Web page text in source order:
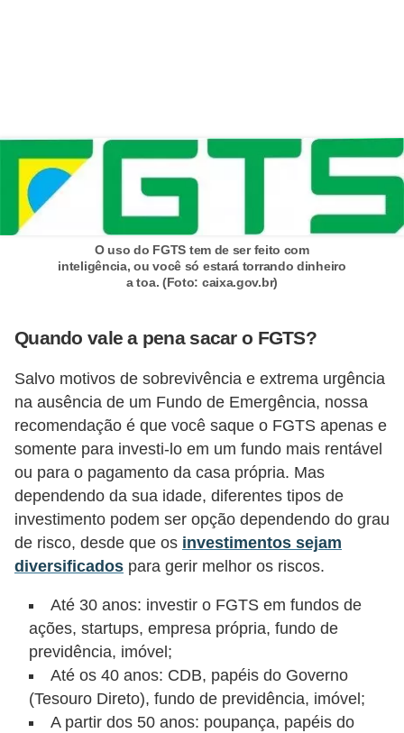
O uso do FGTS tem de ser feito com
inteligência, ou você só estará torrando dinheiro
a toa. (Foto: caixa.gov.br)
Quando vale a pena sacar o FGTS?
Salvo motivos de sobrevivência e extrema urgência
na ausência de um Fundo de Emergência, nossa
recomendação é que você saque o FGTS apenas e
somente para investi-lo em um fundo mais rentável
ou para o pagamento da casa própria. Mas
dependendo da sua idade, diferentes tipos de
investimento podem ser opção dependendo do grau
de risco, desde que os investimentos sejam
diversificados para gerir melhor os riscos.
Até 30 anos: investir o FGTS em fundos de
ações, startups, empresa própria, fundo de
previdência, imóvel;
Até os 40 anos: CDB, papéis do Governo
(Tesouro Direto), fundo de previdência, imóvel;
A partir dos 50 anos: poupança, papéis do
a
m
s
F
o
r
m
a
s
d
e
g
m